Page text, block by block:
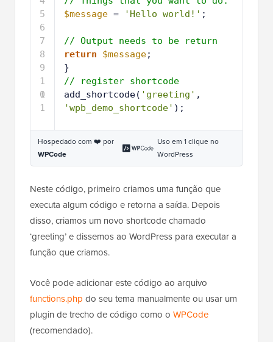
5
6
7
8
9
1
0
1
1
$message = 'Hello world!' ;
// Output needs to be return
return
$message;
}
// register shortcode
add_shortcode( 'greeting'
'wpb_demo_shortcode' );
Hospedado com ❤️ por
WPCode
Uso em 1 clique no
WordPress
Neste código, primeiro criamos uma função que
executa algum código e retorna a saída. Depois
disso, criamos um novo shortcode chamado
‘greeting’ e dissemos ao WordPress para executar a
função que criamos.
Você pode adicionar este código ao arquivo
functions.php do seu tema manualmente ou usar um
plugin de trecho de código como o WPCode
(recomendado).